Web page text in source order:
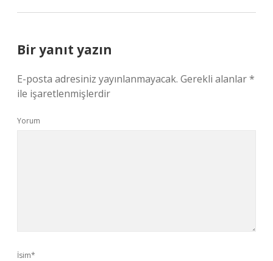
Bir yanıt yazın
E-posta adresiniz yayınlanmayacak. Gerekli alanlar*
ile işaretlenmişlerdir
Yorum
İsim*